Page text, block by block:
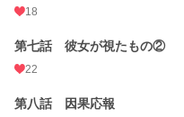
18
第七話 彼女が視たもの②
22
第八話 因果応報